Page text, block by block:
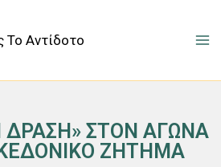
ΔΡΑΣΗ» ΣΤΟΝ ΑΓΩΝΑ
ΖΗΤΗΜΑ